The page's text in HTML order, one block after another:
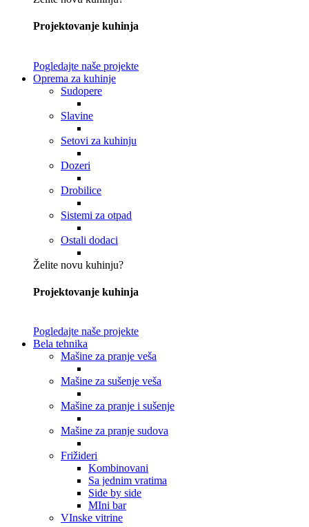
Projektovanje kuhinja
Pogledajte naše projekte
Oprema za kuhinje
Sudopere
Slavine
Setovi za kuhinju
Dozeri
Drobilice
Sistemi za otpad
Ostali dodaci
Želite novu kuhinju?
Projektovanje kuhinja
Pogledajte naše projekte
Bela tehnika
Mašine za pranje veša
Mašine za sušenje veša
Mašine za pranje i sušenje
Mašine za pranje sudova
Frižideri
Kombinovani
Sa jednim vratima
Side by side
MIni bar
VInske vitrine